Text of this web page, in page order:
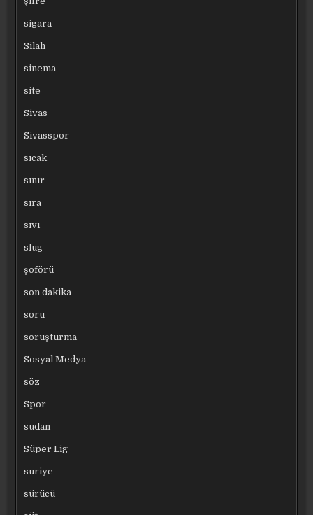
sigara
Silah
sinema
site
Sivas
Sivasspor
sıcak
sınır
sıra
sıvı
slug
şoförü
son dakika
soru
soruşturma
Sosyal Medya
söz
Spor
sudan
Süper Lig
suriye
sürücü